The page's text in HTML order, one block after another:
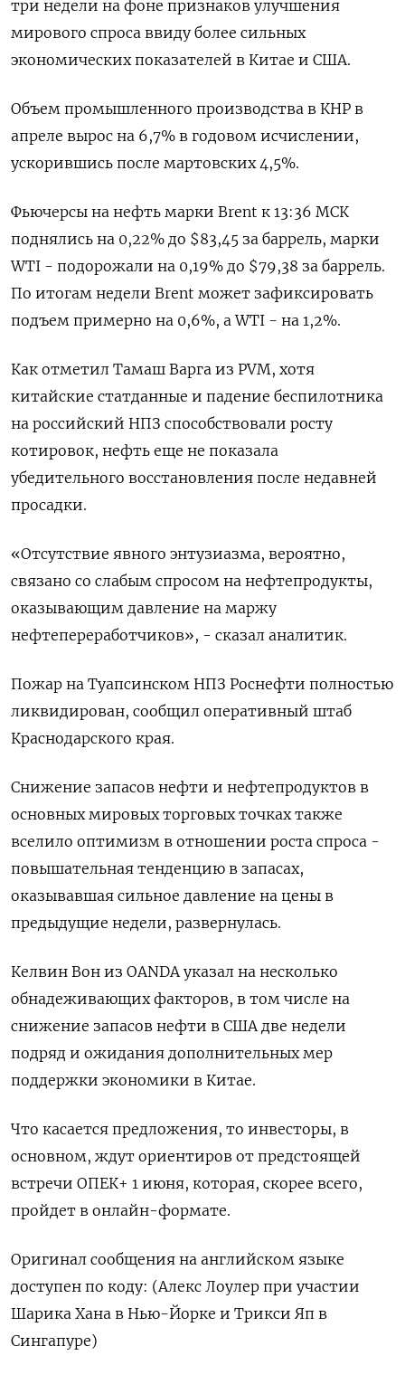
три недели на фоне признаков улучшения
мирового спроса ввиду более сильных
экономических показателей в Китае и США.
Объем промышленного производства в КНР в
апреле вырос на 6,7% в годовом исчислении,
ускорившись после мартовских 4,5%.
Фьючерсы на нефть марки Brent к 13:36 МСК
поднялись на 0,22% до $83,45 за баррель, марки
WTI - подорожали на 0,19% до $79,38 за баррель.
По итогам недели Brent может зафиксировать
подъем примерно на 0,6%, а WTI - на 1,2%.
Как отметил Тамаш Варга из PVM, хотя
китайские статданные и падение беспилотника
на российский НПЗ способствовали росту
котировок, нефть еще не показала
убедительного восстановления после недавней
просадки.
«Отсутствие явного энтузиазма, вероятно,
связано со слабым спросом на нефтепродукты,
оказывающим давление на маржу
нефтепереработчиков», - сказал аналитик.
Пожар на Туапсинском НПЗ Роснефти полностью
ликвидирован, сообщил оперативный штаб
Краснодарского края.
Снижение запасов нефти и нефтепродуктов в
основных мировых торговых точках также
вселило оптимизм в отношении роста спроса -
повышательная тенденцию в запасах,
оказывавшая сильное давление на цены в
предыдущие недели, развернулась.
Келвин Вон из OANDA указал на несколько
обнадеживающих факторов, в том числе на
снижение запасов нефти в США две недели
подряд и ожидания дополнительных мер
поддержки экономики в Китае.
Что касается предложения, то инвесторы, в
основном, ждут ориентиров от предстоящей
встречи ОПЕК+ 1 июня, которая, скорее всего,
пройдет в онлайн-формате.
Оригинал сообщения на английском языке
доступен по коду: (Алекс Лоулер при участии
Шарика Хана в Нью-Йорке и Трикси Яп в
Сингапуре)